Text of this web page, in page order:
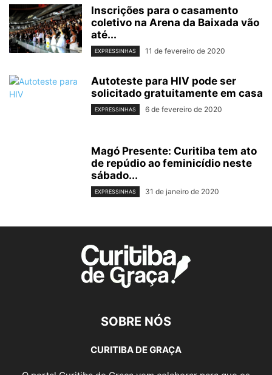
Inscrições para o casamento
coletivo na Arena da Baixada vão
até...
EXPRESSINHAS 11 de fevereiro de 2020
Autoteste para HIV pode ser
solicitado gratuitamente em casa
EXPRESSINHAS 6 de fevereiro de 2020
Magó Presente: Curitiba tem ato
de repúdio ao feminicídio neste
sábado...
EXPRESSINHAS 31 de janeiro de 2020
SOBRE NÓS
CURITIBA DE GRAÇA